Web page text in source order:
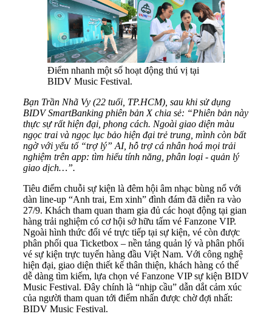
Điểm nhanh một số hoạt động thú vị tại
BIDV Music Festival.
Bạn Trần Nhã Vy (22 tuổi, TP.HCM), sau khi sử dụng
BIDV SmartBanking phiên bản X chia sẻ: “Phiên bản này
thực sự rất hiện đại, phong cách. Ngoài giao diện màu
ngọc trai và ngọc lục bảo hiện đại trẻ trung, mình còn bất
ngờ với yếu tố “trợ lý” AI, hỗ trợ cá nhân hoá mọi trải
nghiệm trên app: tìm hiểu tính năng, phân loại - quản lý
giao dịch…”.
Tiêu điểm chuỗi sự kiện là đêm hội âm nhạc bùng nổ với
dàn line-up “Anh trai, Em xinh” đình đám đã diễn ra vào
27/9. Khách tham quan tham gia đủ các hoạt động tại gian
hàng trải nghiệm có cơ hội sở hữu tấm vé Fanzone VIP.
Ngoài hình thức đổi vé trực tiếp tại sự kiện, vé còn được
phân phối qua Ticketbox – nền tảng quản lý và phân phối
vé sự kiện trực tuyến hàng đầu Việt Nam. Với công nghệ
hiện đại, giao diện thiết kế thân thiện, khách hàng có thể
dễ dàng tìm kiếm, lựa chọn vé Fanzone VIP sự kiện BIDV
Music Festival. Đây chính là “nhịp cầu” dẫn dắt cảm xúc
của người tham quan tới điểm nhấn được chờ đợi nhất:
BIDV Music Festival.